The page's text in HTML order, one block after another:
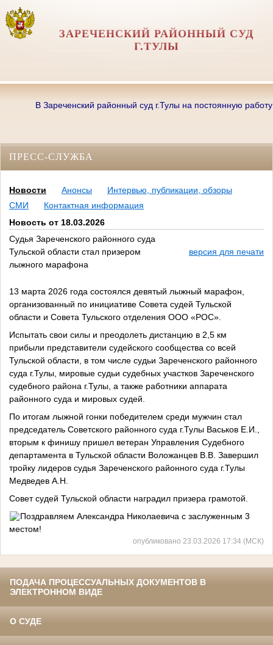
ЗАРЕЧЕНСКИЙ РАЙОННЫЙ СУД
Г.ТУЛЫ
В Зареченский районный суд г.Тулы на постоянную работу
ПРЕСС-СЛУЖБА
Новости Анонсы
Интервью, публикации, обзоры
СМИ
Контактная информация
Новость от 18.03.2026
Судья Зареченского районного суда
Тульской области стал призером
лыжного марафона
версия для печати
13 марта 2026 года состоялся девятый лыжный марафон,
организованный по инициативе Совета судей Тульской
области и Совета Тульского отделения ООО «РОС».
Испытать свои силы и преодолеть дистанцию в 2,5 км
прибыли представители судейского сообщества со всей
Тульской области, в том числе судьи Зареченского районного
суда г.Тулы, мировые судьи судебных участков Зареченского
судебного района г.Тулы, а также работники аппарата
районного суда и мировых судей.
По итогам лыжной гонки победителем среди мужчин стал
председатель Советского районного суда г.Тулы Васьков Е.И.,
вторым к финишу пришел ветеран Управления Судебного
департамента в Тульской области Воложанцев В.В. Завершил
тройку лидеров судья Зареченского районного суда г.Тулы
Медведев А.Н.
Совет судей Тульской области наградил призера грамотой.
Поздравляем Александра Николаевича с заслуженным 3
местом!
опубликовано 23.03.2026 17:34 (МСК)
ПОДАЧА ПРОЦЕССУАЛЬНЫХ ДОКУМЕНТОВ В
ЭЛЕКТРОННОМ ВИДЕ
О СУДЕ